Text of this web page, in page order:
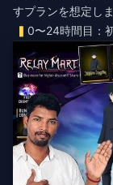
すプランを想定しま
0〜24時間目：